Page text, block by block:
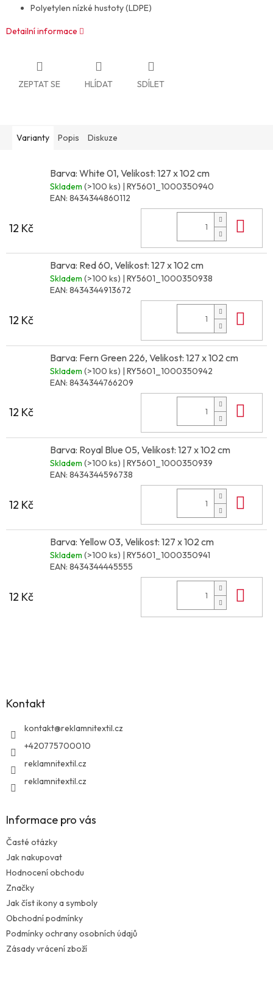
Polyetylen nízké hustoty (LDPE)
Detailní informace
ZEPTAT SE HLÍDAT SDÍLET
Varianty Popis Diskuze
Barva: White 01, Velikost: 127 x 102 cm
Skladem (>100 ks) | RY5601_1000350940
EAN: 8434344860112
12 Kč
Barva: Red 60, Velikost: 127 x 102 cm
Skladem (>100 ks) | RY5601_1000350938
EAN: 8434344913672
12 Kč
Barva: Fern Green 226, Velikost: 127 x 102 cm
Skladem (>100 ks) | RY5601_1000350942
EAN: 8434344766209
12 Kč
Barva: Royal Blue 05, Velikost: 127 x 102 cm
Skladem (>100 ks) | RY5601_1000350939
EAN: 8434344596738
12 Kč
Barva: Yellow 03, Velikost: 127 x 102 cm
Skladem (>100 ks) | RY5601_1000350941
EAN: 8434344445555
12 Kč
Kontakt
kontakt@reklamnitextil.cz
+420775700010
reklamnitextil.cz
reklamnitextil.cz
Informace pro vás
Časté otázky
Jak nakupovat
Hodnocení obchodu
Značky
Jak číst ikony a symboly
Obchodní podmínky
Podmínky ochrany osobních údajů
Zásady vrácení zboží